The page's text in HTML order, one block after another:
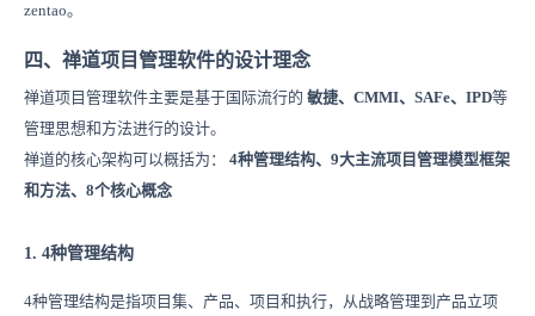
zentao。
四、禅道项目管理软件的设计理念
禅道项目管理软件主要是基于国际流行的 敏捷、CMMI、SAFe、IPD等
管理思想和方法进行的设计。
禅道的核心架构可以概括为： 4种管理结构、9大主流项目管理模型框架
和方法、8个核心概念
1. 4种管理结构
4种管理结构是指项目集、产品、项目和执行，从战略管理到产品立项